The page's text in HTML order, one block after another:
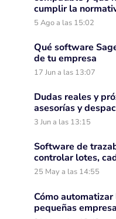
cumplir la
5 Ago a las 15:02
Qué software
de tu empresa
17 Jun a las 13:07
Dudas reales y
asesorías y
3 Jun a las 13:15
Software de
controlar lotes,
25 May a las 14:55
Cómo
pequeñas